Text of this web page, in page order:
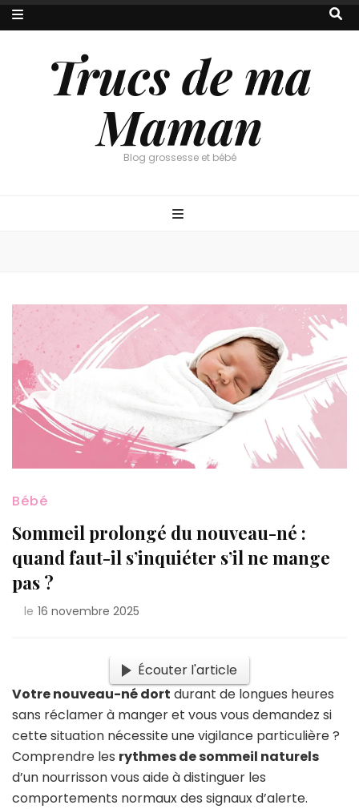
Trucs de ma
Maman
Blog grossesse et bébé
Bébé
Sommeil prolongé du nouveau-né :
quand faut-il s’inquiéter s’il ne mange
pas ?
le 16 novembre 2025
Écouter l'article
Votre nouveau-né dort durant de longues heures
sans réclamer à manger et vous vous demandez si
cette situation nécessite une vigilance particulière ?
Comprendre les rythmes de sommeil naturels
d’un nourrisson vous aide à distinguer les
comportements normaux des signaux d’alerte.